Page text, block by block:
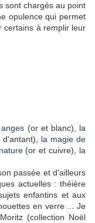
sont chargés au point
opulence qui permet
certains à remplir leur
(or et blanc), la
la magie de
(or et cuivre), la
passée et d'ailleurs
actuelles : théière
enfantins et aux
en verre ... Je
(collection Noël